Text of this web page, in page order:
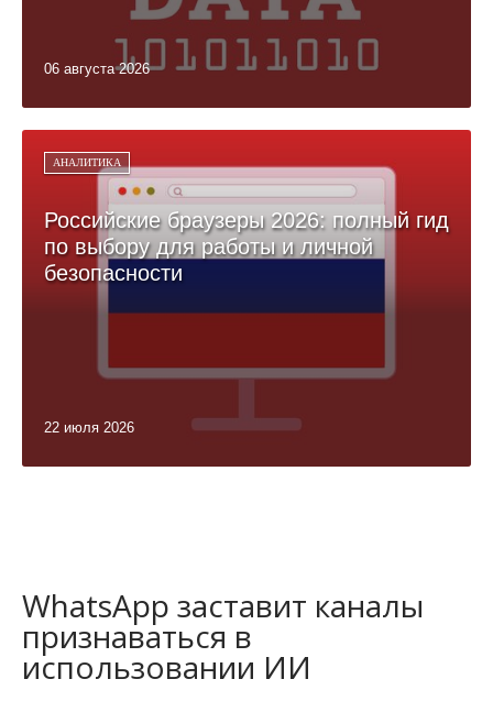
06 августа 2026
АНАЛИТИКА
Российские браузеры 2026: полный гид
по выбору для работы и личной
безопасности
22 июля 2026
WhatsApp заставит каналы
признаваться в
использовании ИИ